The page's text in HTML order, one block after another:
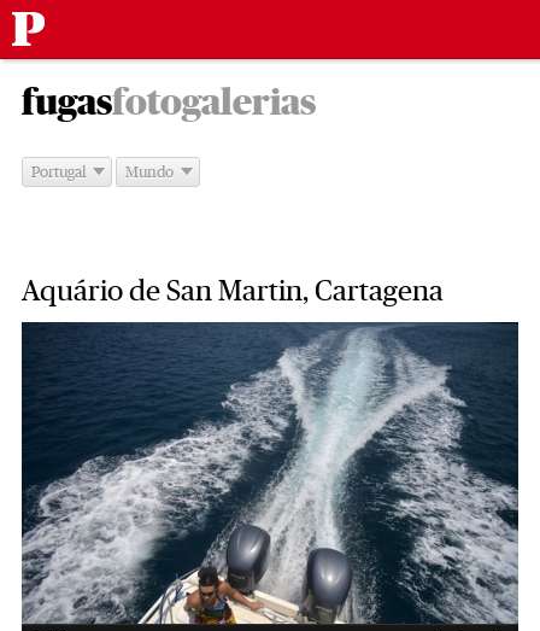
parafugas -
fotogalerias
Portugal Mundo
Aquário de San Martin, Cartagena